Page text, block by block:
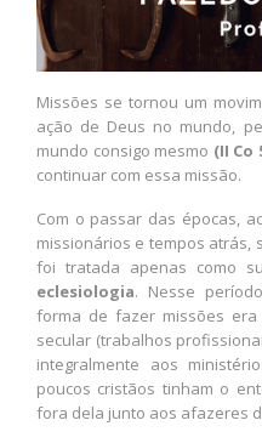
Missões se tornou um
ação de Deus no mundo,
mundo consigo mesmo (II Co
continuar com essa missão.
Com o passar das épocas,
missionários e tempos atrás,
foi tratada apenas como
eclesiologia. Nesse
forma de fazer missões
secular (trabalhos
integralmente aos
poucos cristãos tinham o
fora dela junto aos afazeres